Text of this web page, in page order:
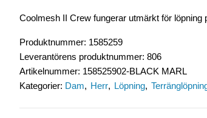
Coolmesh II Crew fungerar utmärkt för
Produktnummer: 1585259
Leverantörens produktnummer: 806
Artikelnummer: 158525902-BLACK MARL
Kategorier: Dam Herr Löpning